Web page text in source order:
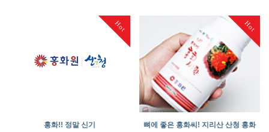
Hot
홍화!! 정말 신기
Hot
뼈에 좋은 홍화씨! 지리산 산청 홍화